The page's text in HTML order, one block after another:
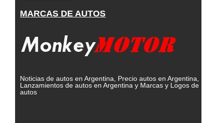
MARCAS DE AUTOS
Noticias de autos en Argentina, Precio autos en Argentina,
Lanzamientos de autos en Argentina y Marcas y Logos de
autos